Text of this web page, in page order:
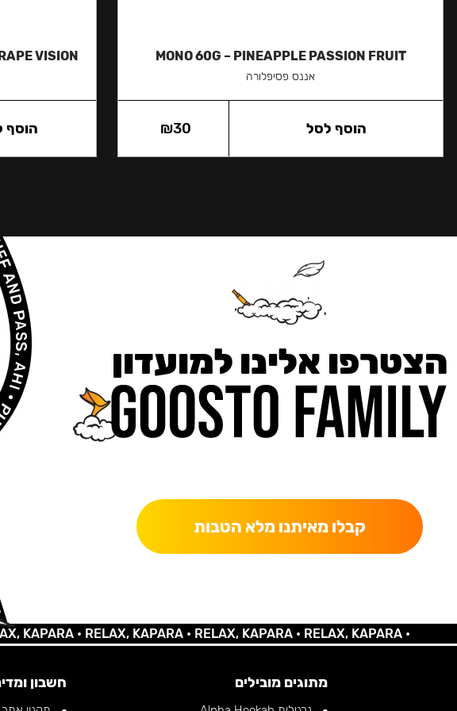
MONO 60G – PINEAPPLE PASSION FRUIT
אננס פסיפלורה
₪30 הוסף לסל
VISION
הוסף
הצטרפו אלינו למועדון
קבלו מאיתנו מלא הטבות
•RELAX, KAPARA •RELAX, KAPARA •RELAX, KAPARA •
מתוגים מובילים חשבון